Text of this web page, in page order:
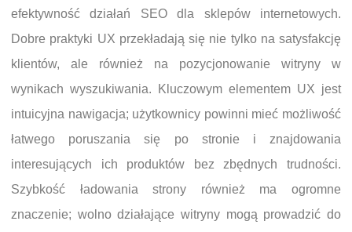
efektywność działań SEO dla sklepów internetowych.
Dobre praktyki UX przekładają się nie tylko na satysfakcję
klientów, ale również na pozycjonowanie witryny w
wynikach wyszukiwania. Kluczowym elementem UX jest
intuicyjna nawigacja; użytkownicy powinni mieć możliwość
łatwego poruszania się po stronie i znajdowania
interesujących ich produktów bez zbędnych trudności.
Szybkość ładowania strony również ma ogromne
znaczenie; wolno działające witryny mogą prowadzić do